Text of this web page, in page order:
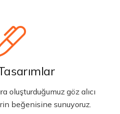
oluşturduğumuz göz alıcı
beğenisine sunuyoruz.